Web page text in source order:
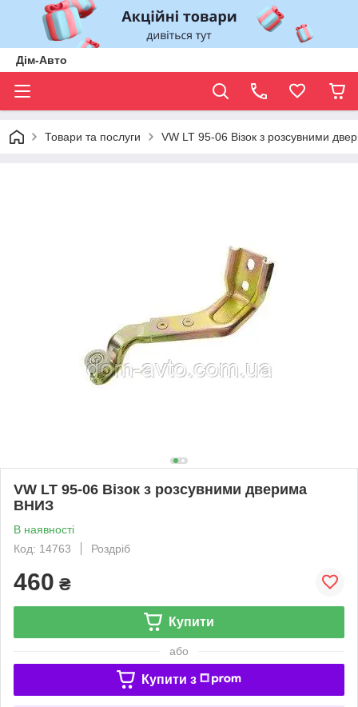
Дім-Авто
Товари та послуги VW LT 95-06 Візок з розсувними
VW LT 95-06 Візок з розсувними дверима
ВНИЗ
В наявності
Код: 14763
Роздріб
460 ₴
Купити
або
Купити з